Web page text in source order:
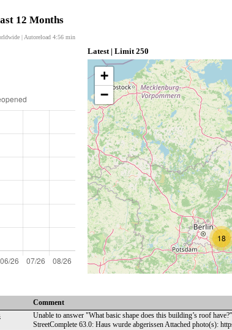
12 Months
| Autoreload 4:56 min
Latest | Limit 250
18
+
−
Comment
Unable to answer "What basic shape does this building’s roof
StreetComplete 63.0: Haus wurde abgerissen Attached photo(s):